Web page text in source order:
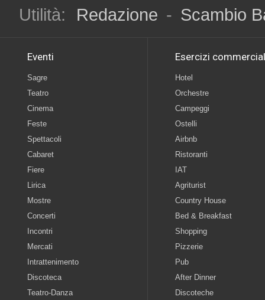
Utilità:
Redazione - Scambio
Eventi
Sagre
Teatro
Cinema
Feste
Spettacoli
Cabaret
Fiere
Lirica
Mostre
Concerti
Incontri
Mercati
Intrattenimento
Discoteca
Teatro-Danza
Esercizi
Hotel
Orchestre
Campeggi
Ostelli
Airbnb
Ristoranti
IAT
Agriturist
Country House
Bed & Breakfast
Shopping
Pizzerie
Pub
After Dinner
Discoteche